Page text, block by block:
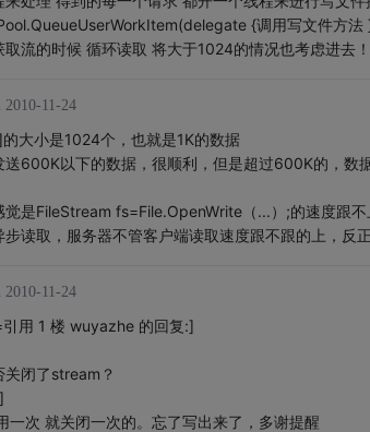
{调用写文件方法
取流的时候 循环读取 将大于1024的情况也考虑进去！
2010-11-24
大小是1024个，也就是1K的数据
送600K以下的数据，很顺利，但是超过600K的，数
觉是FileStream fs=File.OpenWrite（...）;的速度跟
步读取，服务器不管客户端读取速度跟不跟的上，反
2010-11-24
用 1 楼 wuyazhe 的回复:]
关闭了stream？
一次 就关闭一次的。忘了写出来了，多谢提醒